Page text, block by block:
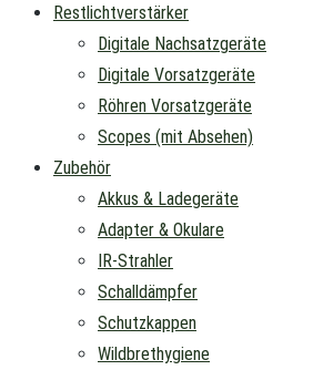
Restlichtverstärker
Digitale Nachsatzgeräte
Digitale Vorsatzgeräte
Röhren Vorsatzgeräte
Scopes (mit Absehen)
Zubehör
Akkus & Ladegeräte
Adapter & Okulare
IR-Strahler
Schalldämpfer
Schutzkappen
Wildbrethygiene